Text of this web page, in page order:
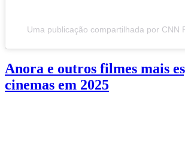
Uma publicação compartilhada por CNN
Anora e outros filmes mais
cinemas em 2025